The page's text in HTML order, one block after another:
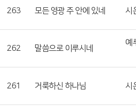
263 모든 영광 주 안에 있네 시
262 말씀으로 이루시네
예
261 거룩하신 하나님 시